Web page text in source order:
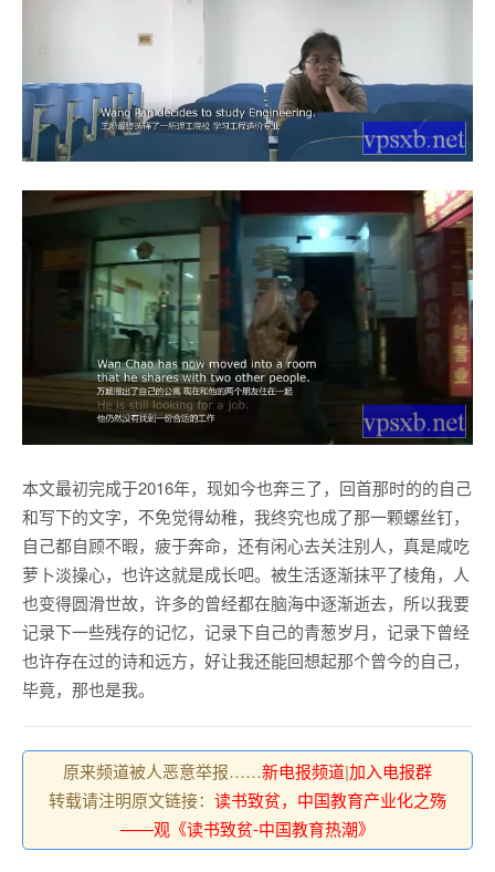
本文最初完成于2016年，现如今也奔三了，回首那时的的自己
和写下的文字，不免觉得幼稚，我终究也成了那一颗螺丝钉，
自己都自顾不暇，疲于奔命，还有闲心去关注别人，真是咸吃
萝卜淡操心，也许这就是成长吧。被生活逐渐抹平了棱角，人
也变得圆滑世故，许多的曾经都在脑海中逐渐逝去，所以我要
记录下一些残存的记忆，记录下自己的青葱岁月，记录下曾经
也许存在过的诗和远方，好让我还能回想起那个曾今的自己，
毕竟，那也是我。
原来频道被人恶意举报……新电报频道|加入电报群
转载请注明原文链接： 读书致贫，中国教育产业化之殇
——观《读书致贫-中国教育热潮》